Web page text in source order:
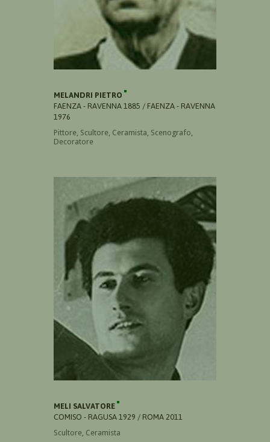
MELANDRI PIETRO
FAENZA - RAVENNA 1885 / FAENZA - RAVENNA
1976
Pittore, Scultore, Ceramista, Scenografo,
Decoratore
MELI SALVATORE
COMISO - RAGUSA 1929 / ROMA 2011
Scultore, Ceramista